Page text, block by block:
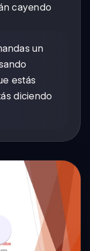
cayendo
un
estás
diciendo